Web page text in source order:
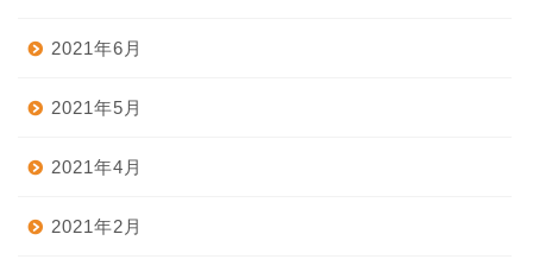
2021年6月
2021年5月
2021年4月
2021年2月